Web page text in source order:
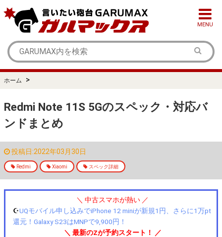
MENU
ホーム >
Redmi Note 11S 5Gのスペック・対応バ
ンドまとめ
投稿日:2022年03月30日
Redmi Xiaomi スペック詳細
＼ 中古スマホが熱い ／
☪️UQモバイル申し込みでiPhone 12 miniが新規1円、さらに1万pt
還元！Galaxy S23はMNPで9,900円！
＼ 最新のZが予約スタート！ ／